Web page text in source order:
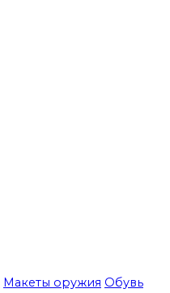
Макеты оружия Обувь